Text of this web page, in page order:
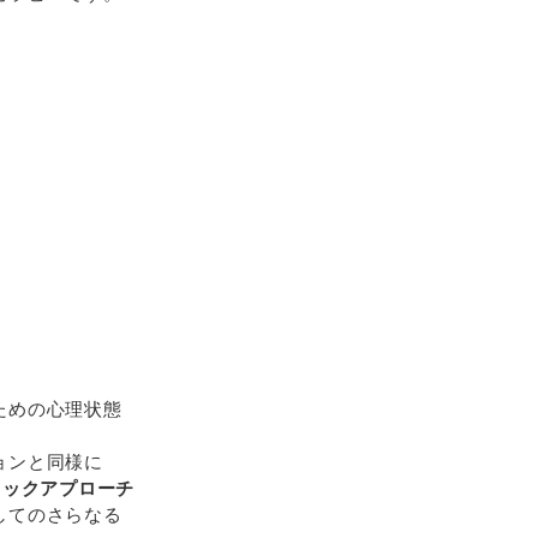
めの心理状態
ンと同様に
クアプローチ
のさらなる